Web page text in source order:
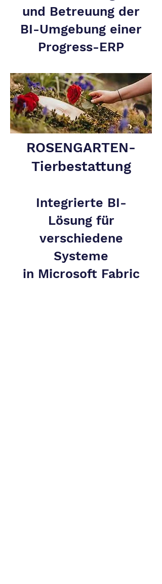
und Betreuung der
BI-Umgebung einer
Progress-ERP
ROSENGARTEN-
Tierbestattung
Integrierte BI-
Lösung für
verschiedene
Systeme
in Microsoft Fabric